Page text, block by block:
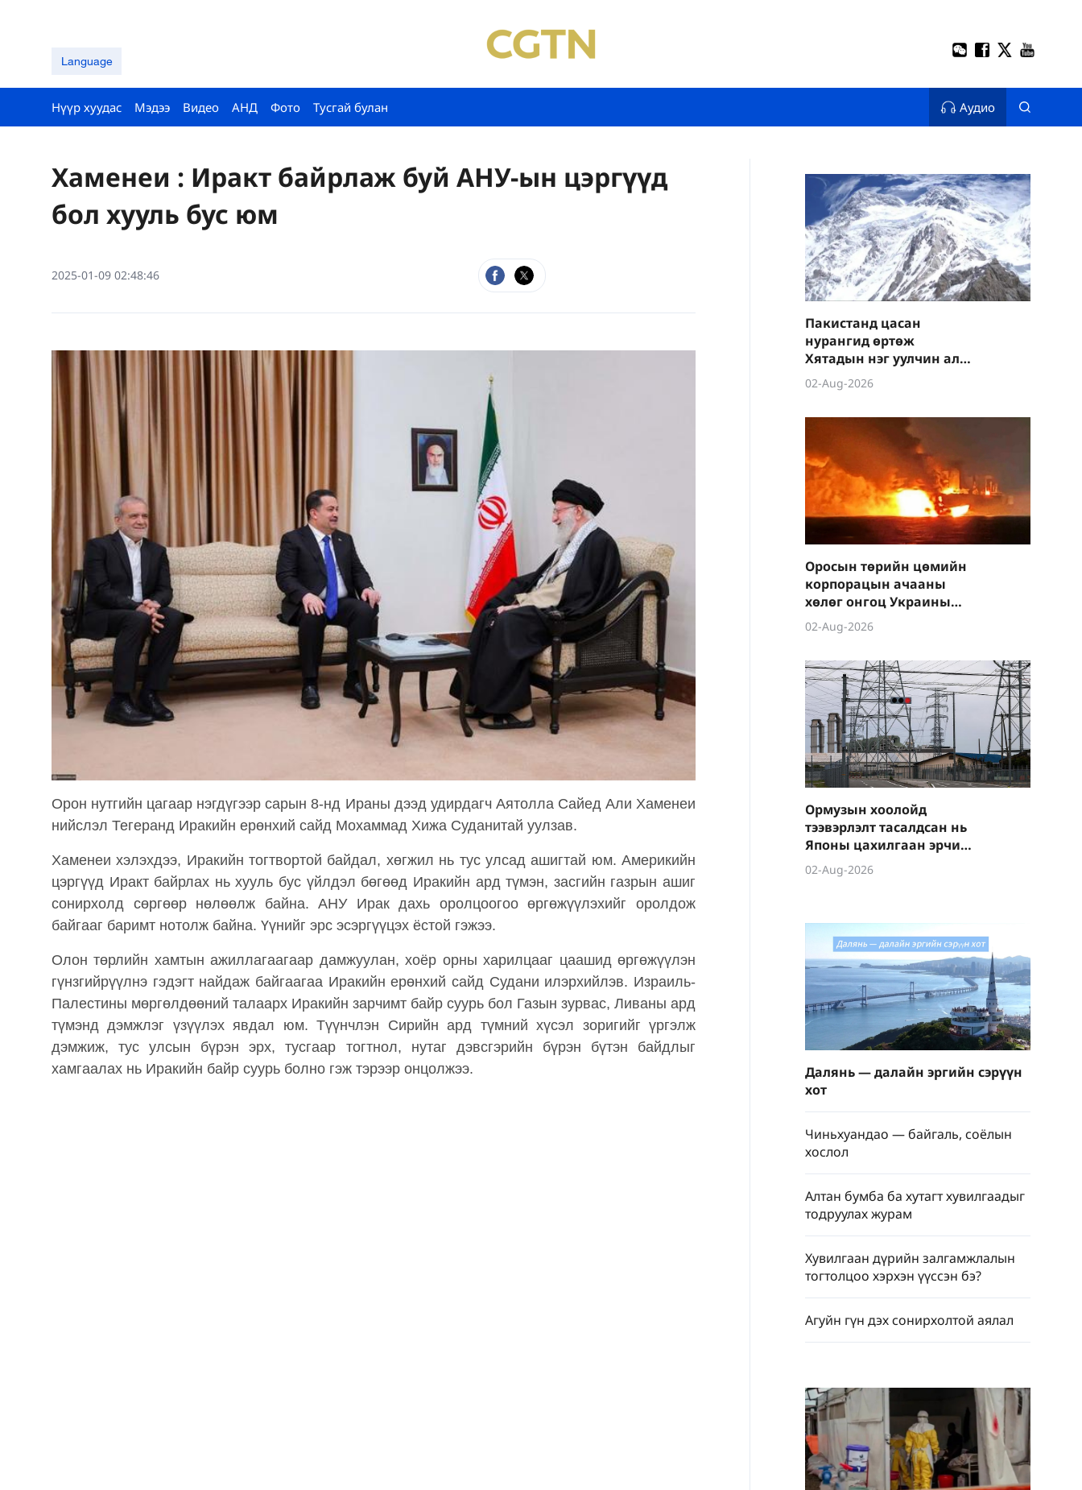
Language
Нүүр хуудас Мэдээ Видео АНД Фото Тусгай булан Аудио
Хаменеи : Иракт байрлаж буй АНУ-ын цэргүүд
бол хууль бус юм
2025-01-09 02:48:46
Орон нутгийн цагаар нэгдүгээр сарын 8-нд Ираны дээд удирдагч Аятолла Сайед Али Хаменеи
нийслэл Тегеранд Иракийн ерөнхий сайд Мохаммад Хижа Суданитай уулзав.
Хаменеи хэлэхдээ, Иракийн тогтвортой байдал, хөгжил нь тус улсад ашигтай юм. Америкийн
цэргүүд Иракт байрлах нь хууль бус үйлдэл бөгөөд Иракийн ард түмэн, засгийн газрын ашиг
сонирхолд сөргөөр нөлөөлж байна. АНУ Ирак дахь оролцоогоо өргөжүүлэхийг оролдож
байгааг баримт нотолж байна. Үүнийг эрс эсэргүүцэх ёстой гэжээ.
Олон төрлийн хамтын ажиллагаагаар дамжуулан, хоёр орны харилцааг цаашид өргөжүүлэн
гүнзгийрүүлнэ гэдэгт найдаж байгаагаа Иракийн ерөнхий сайд Судани илэрхийлэв. Израиль-
Палестины мөргөлдөөний талаарх Иракийн зарчимт байр суурь бол Газын зурвас, Ливаны ард
түмэнд дэмжлэг үзүүлэх явдал юм. Түүнчлэн Сирийн ард түмний хүсэл зоригийг үргэлж
дэмжиж, тус улсын бүрэн эрх, тусгаар тогтнол, нутаг дэвсгэрийн бүрэн бүтэн байдлыг
хамгаалах нь Иракийн байр суурь болно гэж тэрээр онцолжээ.
Пакистанд цасан
нурангид өртөж
Хятадын нэг уулчин алга
болжээ
02-Aug-2026
Оросын төрийн цөмийн
корпорацын ачааны
хөлөг онгоц Украины
дроны дайралтад өртжээ
02-Aug-2026
Ормузын хоолойд
тээвэрлэлт тасалдсан нь
Японы цахилгаан эрчим
хүчний үнийг 30%-иар
өсгөв
02-Aug-2026
Далянь — далайн эргийн сэрүүн
хот
Чиньхуандао — байгаль, соёлын
хослол
Алтан бумба ба хутагт хувилгаадыг
тодруулах журам
Хувилгаан дүрийн залгамжлалын
тогтолцоо хэрхэн үүссэн бэ?
Агуйн гүн дэх сонирхолтой аялал